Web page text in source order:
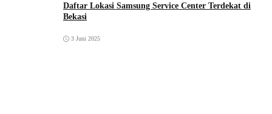
Daftar Lokasi Samsung Service Center Terdekat di
Bekasi
3 Juni 2025